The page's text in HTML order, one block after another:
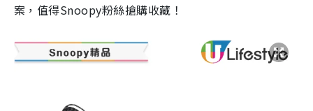
案，值得Snoopy粉絲搶購收藏！